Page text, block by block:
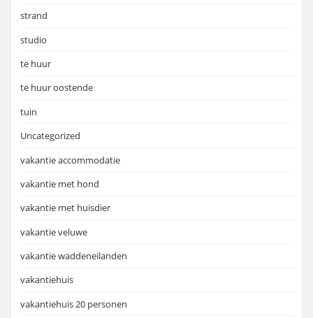
strand
studio
te huur
te huur oostende
tuin
Uncategorized
vakantie accommodatie
vakantie met hond
vakantie met huisdier
vakantie veluwe
vakantie waddeneilanden
vakantiehuis
vakantiehuis 20 personen